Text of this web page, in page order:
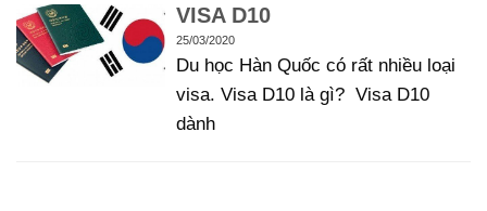
VISA D10
25/03/2020
Du học Hàn Quốc có rất nhiều loại
visa. Visa D10 là gì? Visa D10
dành